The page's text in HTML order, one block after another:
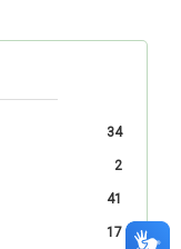
34
2
41
17